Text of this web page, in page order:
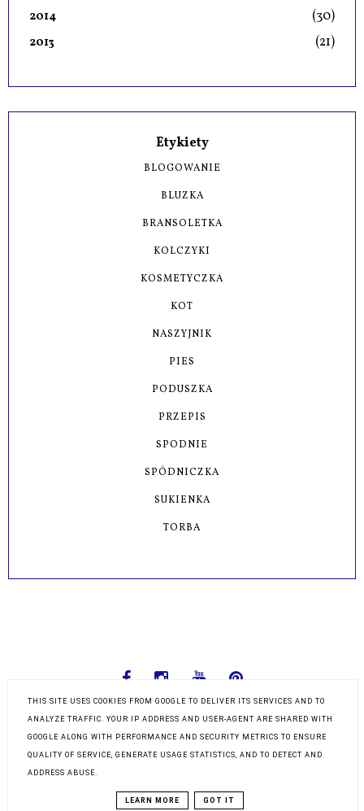
2014 (30)
2013 (21)
Etykiety
BLOGOWANIE
BLUZKA
BRANSOLETKA
KOLCZYKI
KOSMETYCZKA
KOT
NASZYJNIK
PIES
PODUSZKA
PRZEPIS
SPODNIE
SPÓDNICZKA
SUKIENKA
TORBA
Adzik tworzy to kreatywny blog DIY o szyciu krok po kroku,
przerabianiu ubrań, z inspiracjami na ręcznie wykonane
"zrób to sam" - zaczynając od bransoletek ze sznurków czy
THIS SITE USES COOKIES FROM GOOGLE TO DELIVER ITS SERVICES AND TO
ANALYZE TRAFFIC. YOUR IP ADDRESS AND USER-AGENT ARE SHARED WITH
GOOGLE ALONG WITH PERFORMANCE AND SECURITY METRICS TO ENSURE
QUALITY OF SERVICE, GENERATE USAGE STATISTICS, AND TO DETECT AND
ADDRESS ABUSE.
LEARN MORE GOT IT